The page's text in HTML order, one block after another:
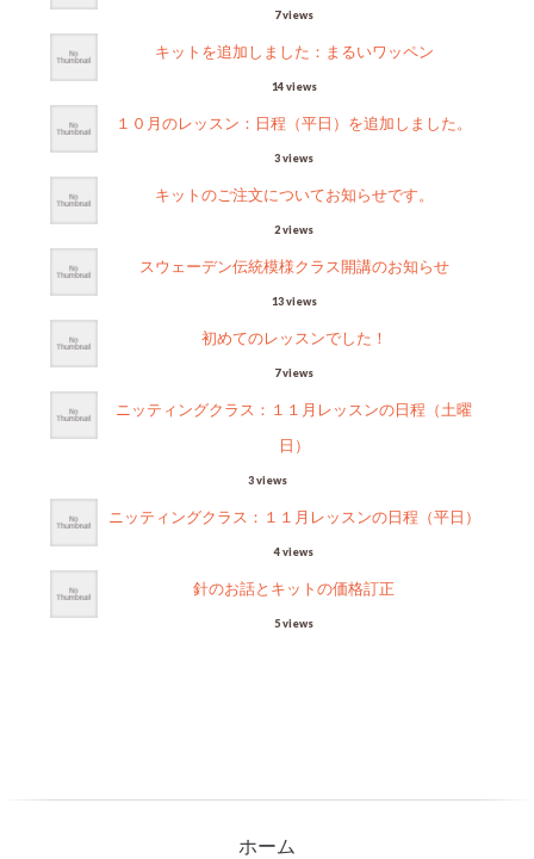
7 views
キットを追加しました：まるいワッペン
14 views
１０月のレッスン：日程（平日）を追加しました。
3 views
キットのご注文についてお知らせです。
2 views
スウェーデン伝統模様クラス開講のお知らせ
13 views
初めてのレッスンでした！
7 views
ニッティングクラス：１１月レッスンの日程（土曜
日）
3 views
ニッティングクラス：１１月レッスンの日程（平日）
4 views
針のお話とキットの価格訂正
5 views
ホーム